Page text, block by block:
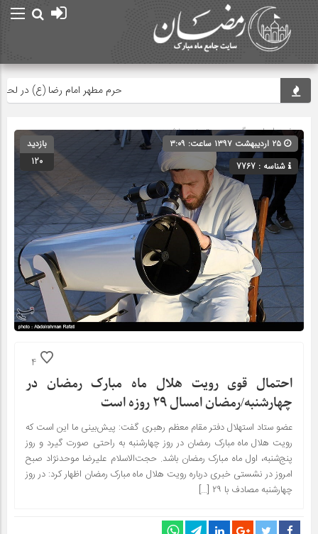
حرم مطهر امام رضا (ع) در لحظه
صفحه اصلی» گروه » دسته‌بندی نشده
شناسه : 7767
بازدید
120
4
احتمال قوی رویت هلال ماه مبارک رمضان در
چهارشنبه/رمضان امسال ۲۹ روزه است
عضو ستاد استهلال دفتر مقام معظم رهبری گفت: پیش‌بینی ما این است که
رویت هلال ماه مبارک رمضان در روز چهارشنبه به راحتی صورت گیرد و روز
پنج‌شنبه، اول ماه مبارک رمضان باشد. حجت‌الاسلام علیرضا موحدنژاد صبح
امروز در نشستی خبری درباره رویت هلال ماه مبارک رمضان اظهار کرد: در روز
چهارشنبه مصادف با ۲۹ […]